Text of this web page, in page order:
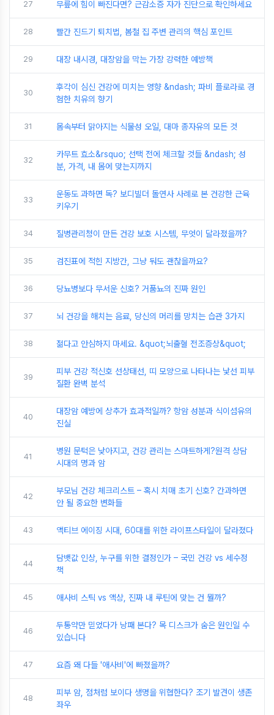
27 무릎에 힘이 빠진다면? 근감소증 자가 진단으로 확인하세요
28 빨간 진드기 퇴치법, 봄철 집 주변 관리의 핵심 포인트
29 대장 내시경, 대장암을 막는 가장 강력한 예방책
30
후각이 심신 건강에 미치는 영향 &ndash; 파비 플로라로 경
험한 치유의 향기
31 몸속부터 맑아지는 식물성 오일, 대마 종자유의 모든 것
32
카무트 효소&rsquo; 선택 전에 체크할 것들 &ndash; 성
분, 가격, 내 몸에 맞는지까지
33
운동도 과하면 독? 보디빌더 돌연사 사례로 본 건강한 근육
키우기
34 질병관리청이 만든 건강 보호 시스템, 무엇이 달라졌을까?
35 검진표에 적힌 지방간, 그냥 둬도 괜찮을까요?
36 당뇨병보다 무서운 신호? 거품뇨의 진짜 원인
37 뇌 건강을 해치는 음료, 당신의 머리를 망치는 습관 3가지
38 젊다고 안심하지 마세요. &quot;뇌출혈 전조증상&quot;
39
피부 건강 적신호 선상태선, 띠 모양으로 나타나는 낯선 피부
질환 완벽 분석
40
대장암 예방에 상추가 효과적일까? 항암 성분과 식이섬유의
진실
41
병원 문턱은 낮아지고, 건강 관리는 스마트하게?원격 상담
시대의 명과 암
42
부모님 건강 체크리스트 – 혹시 치매 초기 신호? 간과하면
안 될 중요한 변화들
43 액티브 에이징 시대, 60대를 위한 라이프스타일이 달라졌다
44
담뱃값 인상, 누구를 위한 결정인가 – 국민 건강 vs 세수정
책
45 애사비 스틱 vs 액상, 진짜 내 루틴에 맞는 건 뭘까?
46
두통약만 믿었다가 낭패 본다? 목 디스크가 숨은 원인일 수
있습니다
47 요즘 왜 다들 '애사비'에 빠졌을까?
48
피부 암, 점처럼 보이다 생명을 위협한다? 조기 발견이 생존
좌우